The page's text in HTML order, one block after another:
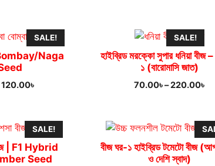
200.00৳.
SALE!
Bombay/Naga
Original
150.00৳.
120.00৳Current
120.00৳.
SALE!
হাইব্রিড মরক্কো সুপার ধনিয়া বীজ
১ (বারোমাসি জাত)
70.00৳–220.00৳
SALE!
| F1 Hybrid
Seed
বীজ ঘর-১ হাইব্রিড টমেটো বীজ
ও দেশি স্বাদ)